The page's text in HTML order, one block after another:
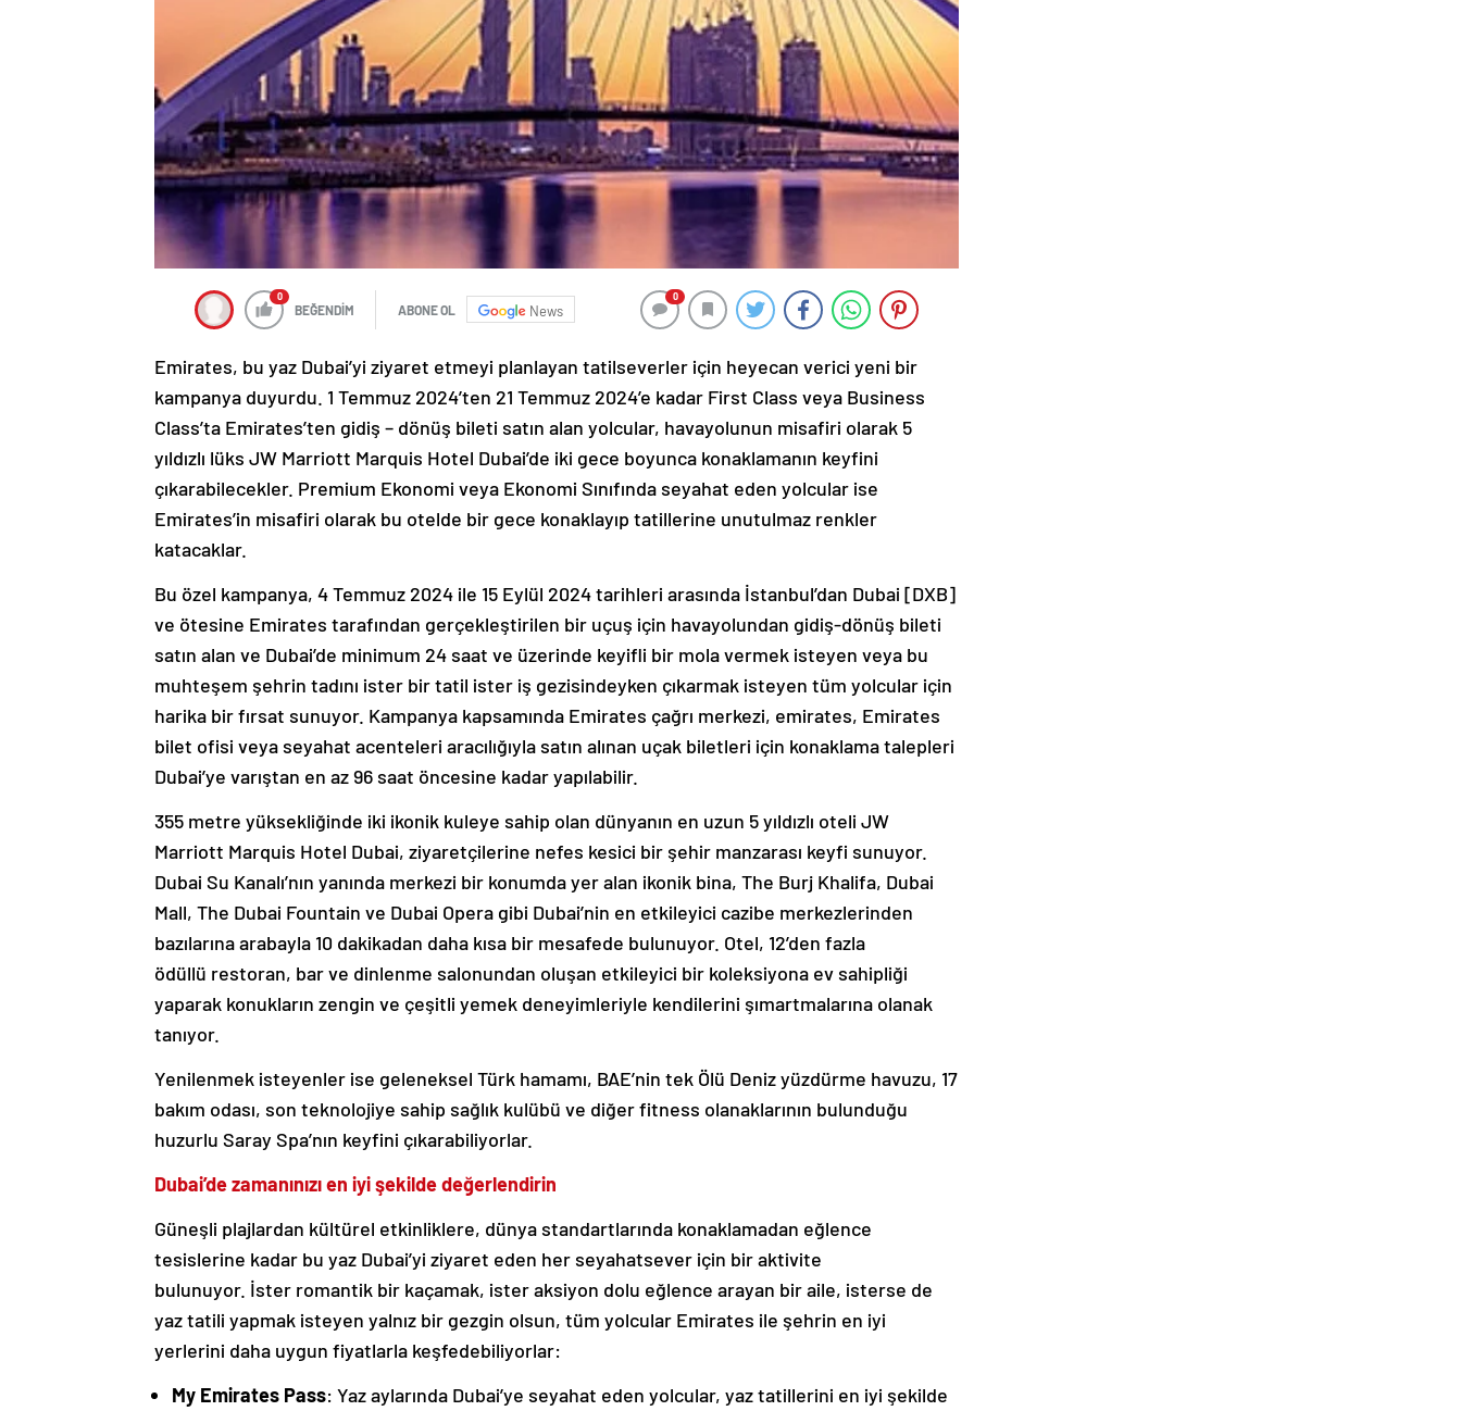
0
BEĞENDİM ABONE OL News
0
Emirates, bu yaz Dubai’yi ziyaret etmeyi planlayan tatilseverler için heyecan verici yeni bir
kampanya duyurdu. 1 Temmuz 2024’ten 21 Temmuz 2024’e kadar First Class veya Business
Class’ta Emirates’ten gidiş – dönüş bileti satın alan yolcular, havayolunun misafiri olarak 5
yıldızlı lüks JW Marriott Marquis Hotel Dubai’de iki gece boyunca konaklamanın keyfini
çıkarabilecekler. Premium Ekonomi veya Ekonomi Sınıfında seyahat eden yolcular ise
Emirates’in misafiri olarak bu otelde bir gece konaklayıp tatillerine unutulmaz renkler
katacaklar.
Bu özel kampanya, 4 Temmuz 2024 ile 15 Eylül 2024 tarihleri arasında İstanbul’dan Dubai [DXB]
ve ötesine Emirates tarafından gerçekleştirilen bir uçuş için havayolundan gidiş-dönüş bileti
satın alan ve Dubai’de minimum 24 saat ve üzerinde keyifli bir mola vermek isteyen veya bu
muhteşem şehrin tadını ister bir tatil ister iş gezisindeyken çıkarmak isteyen tüm yolcular için
harika bir fırsat sunuyor. Kampanya kapsamında Emirates çağrı merkezi, emirates, Emirates
bilet ofisi veya seyahat acenteleri aracılığıyla satın alınan uçak biletleri için konaklama talepleri
Dubai’ye varıştan en az 96 saat öncesine kadar yapılabilir.
355 metre yüksekliğinde iki ikonik kuleye sahip olan dünyanın en uzun 5 yıldızlı oteli JW
Marriott Marquis Hotel Dubai, ziyaretçilerine nefes kesici bir şehir manzarası keyfi sunuyor.
Dubai Su Kanalı’nın yanında merkezi bir konumda yer alan ikonik bina, The Burj Khalifa, Dubai
Mall, The Dubai Fountain ve Dubai Opera gibi Dubai’nin en etkileyici cazibe merkezlerinden
bazılarına arabayla 10 dakikadan daha kısa bir mesafede bulunuyor. Otel, 12’den fazla
ödüllü restoran, bar ve dinlenme salonundan oluşan etkileyici bir koleksiyona ev sahipliği
yaparak konukların zengin ve çeşitli yemek deneyimleriyle kendilerini şımartmalarına olanak
tanıyor.
Yenilenmek isteyenler ise geleneksel Türk hamamı, BAE’nin tek Ölü Deniz yüzdürme havuzu, 17
bakım odası, son teknolojiye sahip sağlık kulübü ve diğer fitness olanaklarının bulunduğu
huzurlu Saray Spa’nın keyfini çıkarabiliyorlar.
Dubai’de zamanınızı en iyi şekilde değerlendirin
Güneşli plajlardan kültürel etkinliklere, dünya standartlarında konaklamadan eğlence
tesislerine kadar bu yaz Dubai’yi ziyaret eden her seyahatsever için bir aktivite
bulunuyor. İster romantik bir kaçamak, ister aksiyon dolu eğlence arayan bir aile, isterse de
yaz tatili yapmak isteyen yalnız bir gezgin olsun, tüm yolcular Emirates ile şehrin en iyi
yerlerini daha uygun fiyatlarla keşfedebiliyorlar:
My Emirates Pass: Yaz aylarında Dubai’ye seyahat eden yolcular, yaz tatillerini en iyi şekilde